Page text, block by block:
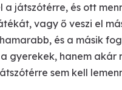
a játszótérre, és ott
vagy ő veszi el
és a másik
gyerekek, hanem
sem kell